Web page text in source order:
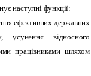
наступні функції:
ефективних державних
усунення відносного
працівниками шляхом